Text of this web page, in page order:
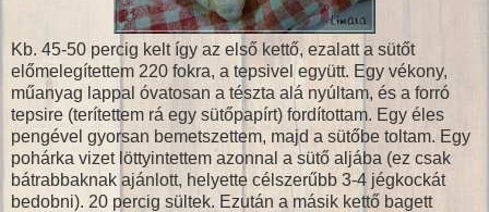
Kb. 45-50 percig kelt így az első kettő, ezalatt a sütőt
előmelegítettem 220 fokra, a tepsivel együtt. Egy vékony,
műanyag lappal óvatosan a tészta alá nyúltam, és a forró
tepsire (terítettem rá egy sütőpapírt) fordítottam. Egy éles
pengével gyorsan bemetszettem, majd a sütőbe toltam. Egy
pohárka vizet löttyintettem azonnal a sütő aljába (ez csak
bátrabbaknak ajánlott, helyette célszerűbb 3-4 jégkockát
bedobni). 20 percig sültek. Ezután a másik kettő bagett